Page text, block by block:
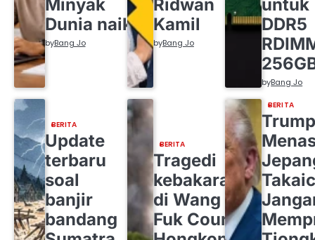
Minyak
Dunia naik
byBang Jo
Ridwan
Kamil
byBang Jo
untuk
DDR5
byBang Jo
BERITA
Update
terbaru
soal
banjir
bandang
BERITA
Tragedi
kebakaran
di Wang
Fuk Court
BERITA